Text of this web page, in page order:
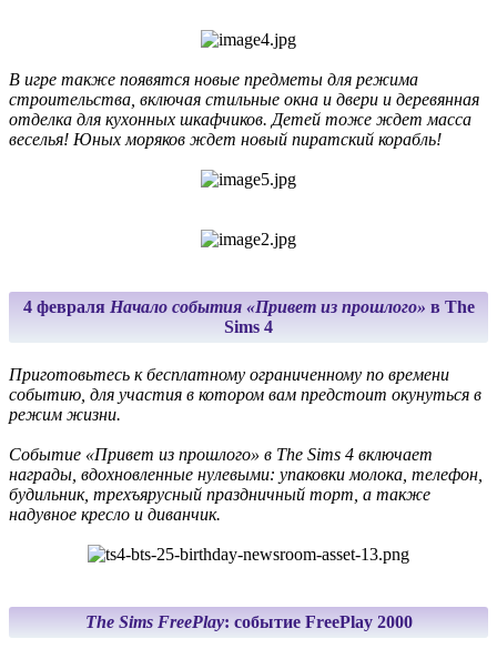
В игре также появятся новые предметы для режима
строительства, включая стильные окна и двери и деревянная
отделка для кухонных шкафчиков. Детей тоже ждет масса
веселья! Юных моряков ждет новый пиратский корабль!
4 февраля Начало события «Привет из прошлого» в The
Sims 4
Приготовьтесь к бесплатному ограниченному по времени
событию, для участия в котором вам предстоит окунуться в
режим жизни.
Событие «Привет из прошлого» в The Sims 4 включает
награды, вдохновленные нулевыми: упаковки молока, телефон,
будильник, трехъярусный праздничный торт, а также
надувное кресло и диванчик.
The Sims FreePlay: событие FreePlay 2000